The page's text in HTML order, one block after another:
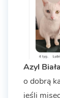
Azyl
o dobrą
jeśli